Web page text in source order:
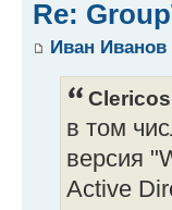
Re:
Иван Иванов
в том
версия
Active